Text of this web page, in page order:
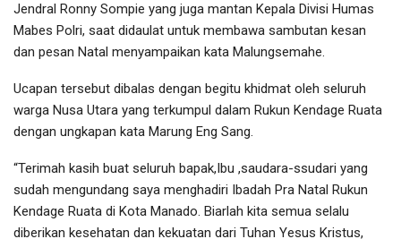
Jendral Ronny Sompie yang juga mantan Kepala Divisi Humas
Mabes Polri, saat didaulat untuk membawa sambutan kesan
dan pesan Natal menyampaikan kata Malungsemahe.
Ucapan tersebut dibalas dengan begitu khidmat oleh seluruh
warga Nusa Utara yang terkumpul dalam Rukun Kendage Ruata
dengan ungkapan kata Marung Eng Sang.
“Terimah kasih buat seluruh bapak,Ibu ,saudara-ssudari yang
sudah mengundang saya menghadiri Ibadah Pra Natal Rukun
Kendage Ruata di Kota Manado. Biarlah kita semua selalu
diberikan kesehatan dan kekuatan dari Tuhan Yesus Kristus,